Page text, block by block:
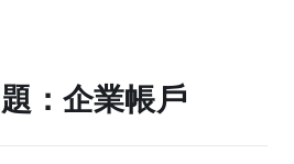
：企業帳戶